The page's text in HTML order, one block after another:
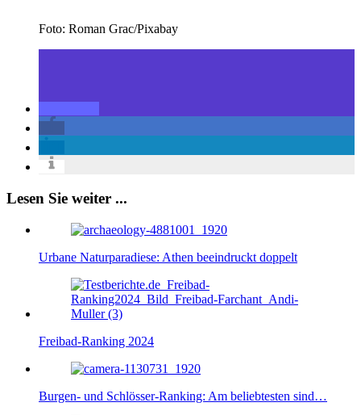
Foto: Roman Grac/Pixabay
Lesen Sie weiter ...
Urbane Naturparadiese: Athen beeindruckt doppelt
Freibad-Ranking 2024
Burgen- und Schlösser-Ranking: Am beliebtesten sind…